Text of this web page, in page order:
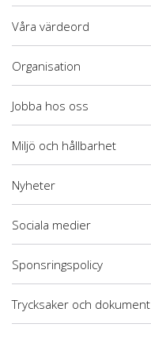
Våra värdeord
Organisation
Jobba hos oss
Miljö och hållbarhet
Nyheter
Sociala medier
Sponsringspolicy
Trycksaker och dokument